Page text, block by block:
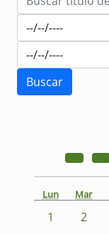
Lun Mar
1 2